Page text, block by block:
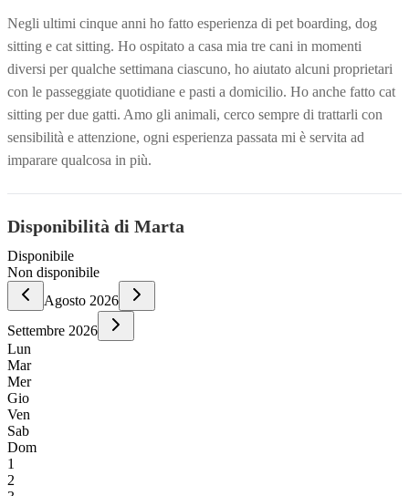
Negli ultimi cinque anni ho fatto esperienza di pet boarding, dog
sitting e cat sitting. Ho ospitato a casa mia tre cani in momenti
diversi per qualche settimana ciascuno, ho aiutato alcuni proprietari
con le passeggiate quotidiane e pasti a domicilio. Ho anche fatto cat
sitting per due gatti. Amo gli animali, cerco sempre di trattarli con
sensibilità e attenzione, ogni esperienza passata mi è servita ad
imparare qualcosa in più.
Disponibilità di Marta
Disponibile
Non disponibile
Agosto 2026
Settembre 2026
Lun
Mar
Mer
Gio
Ven
Sab
Dom
1
2